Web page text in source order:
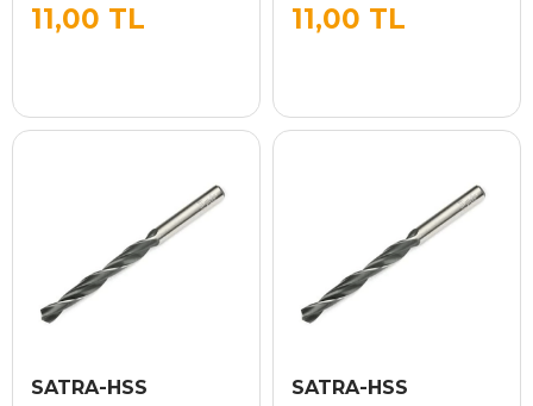
11,00 TL 11,00 TL
SATRA-HSS SATRA-HSS